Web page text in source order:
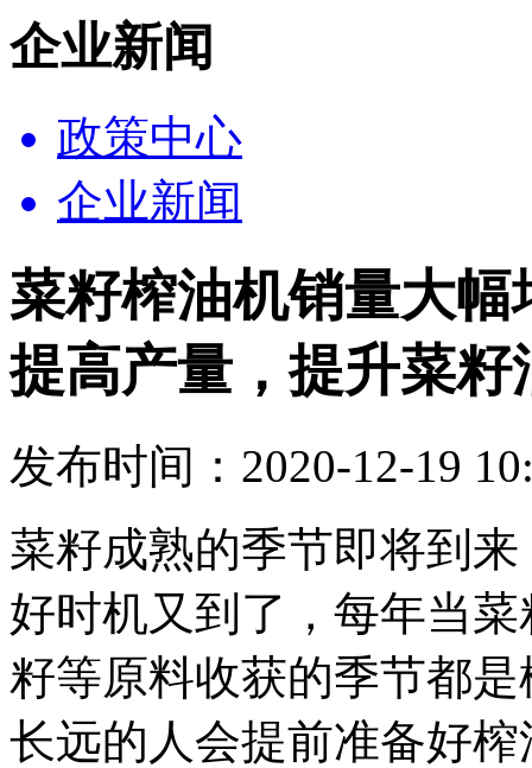
企业新闻
政策中心
企业新闻
菜籽榨油机销量大
提高产量，提升菜籽
发布时间：2020-12-19
菜籽成熟的季节即将到
好时机又到了，每年当
籽等原料收获的季节都
长远的人会提前准备好